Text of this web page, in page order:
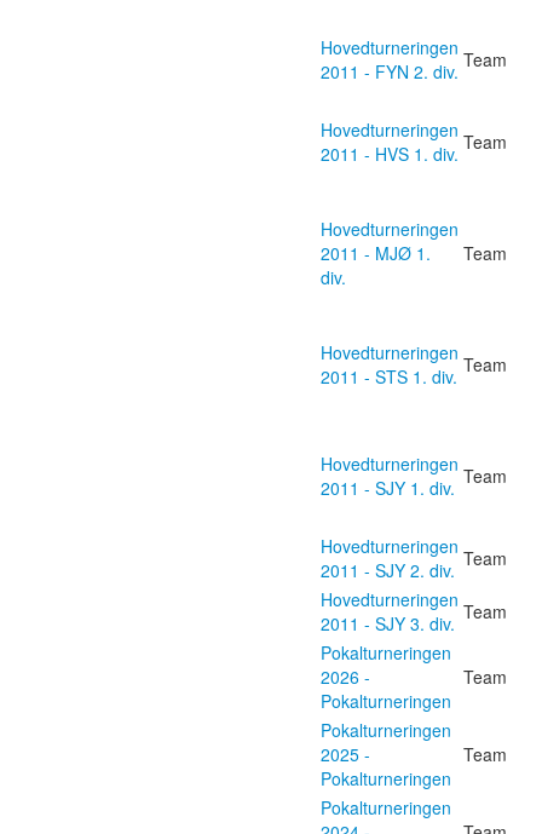
Hovedturneringen
2011 - FYN 2. div. Team
Hovedturneringen
2011 - HVS 1. div. Team
Hovedturneringen
2011 - MJØ 1.
div.
Team
Hovedturneringen
2011 - STS 1. div. Team
Hovedturneringen
2011 - SJY 1. div. Team
Hovedturneringen
2011 - SJY 2. div. Team
Hovedturneringen
2011 - SJY 3. div. Team
Pokalturneringen
2026 -
Pokalturneringen
Team
Pokalturneringen
2025 -
Pokalturneringen
Team
Pokalturneringen